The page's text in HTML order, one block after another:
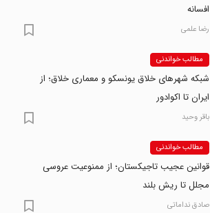
افسانه
رضا علمی
مطالب خواندنی
شبکه شهرهای خلاق یونسکو و معماری خلاق؛ از
ایران تا اکوادور
باقر وحید
مطالب خواندنی
قوانین عجیب تاجیکستان؛ از ممنوعیت عروسی
مجلل تا ریش بلند
صادق نداماتی